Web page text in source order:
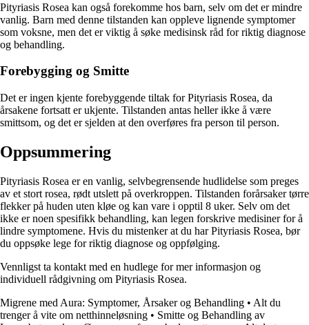
Pityriasis Rosea kan også forekomme hos barn, selv om det er mindre
vanlig. Barn med denne tilstanden kan oppleve lignende symptomer
som voksne, men det er viktig å søke medisinsk råd for riktig diagnose
og behandling.
Forebygging og Smitte
Det er ingen kjente forebyggende tiltak for Pityriasis Rosea, da
årsakene fortsatt er ukjente. Tilstanden antas heller ikke å være
smittsom, og det er sjelden at den overføres fra person til person.
Oppsummering
Pityriasis Rosea er en vanlig, selvbegrensende hudlidelse som preges
av et stort rosea, rødt utslett på overkroppen. Tilstanden forårsaker tørre
flekker på huden uten kløe og kan vare i opptil 8 uker. Selv om det
ikke er noen spesifikk behandling, kan legen forskrive medisiner for å
lindre symptomene. Hvis du mistenker at du har Pityriasis Rosea, bør
du oppsøke lege for riktig diagnose og oppfølging.
Vennligst ta kontakt med en hudlege for mer informasjon og
individuell rådgivning om Pityriasis Rosea.
Migrene med Aura: Symptomer, Årsaker og Behandling • Alt du
trenger å vite om netthinneløsning • Smitte og Behandling av